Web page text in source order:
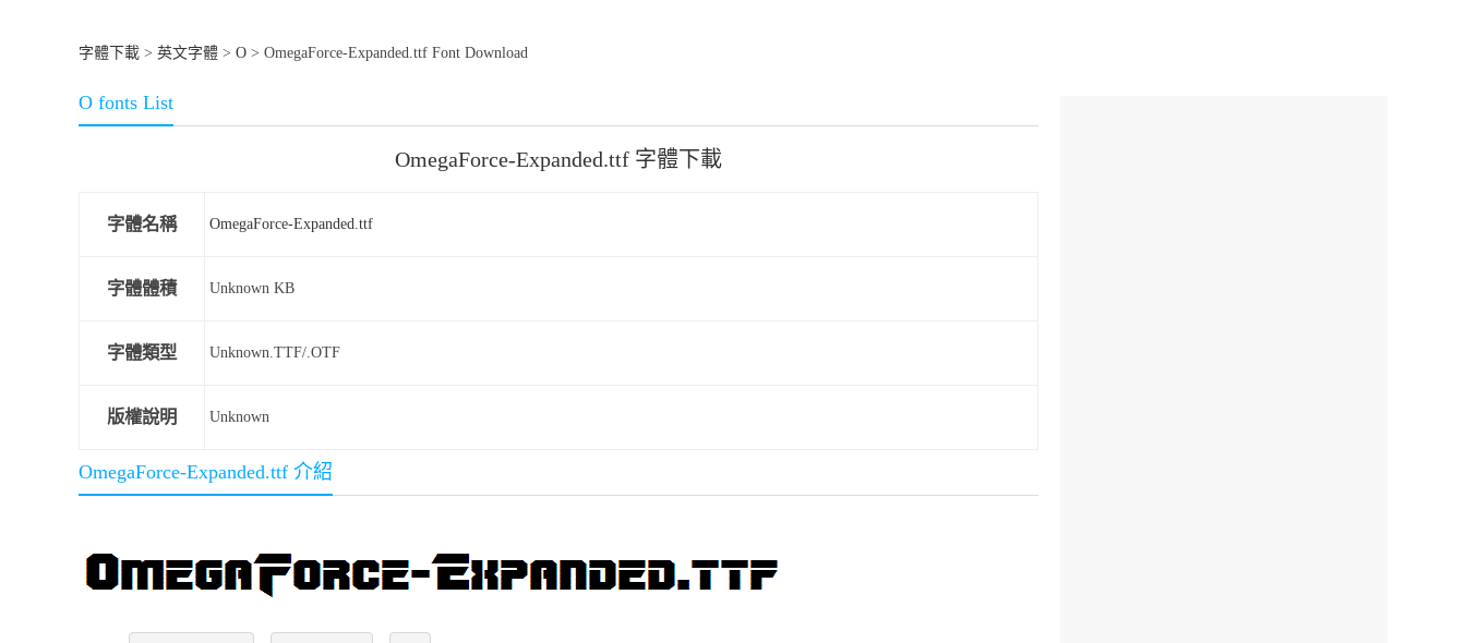
字體下載 > 英文字體 > O > OmegaForce-Expanded.ttf Font Download
O fonts List
OmegaForce-Expanded.ttf 字體下載
字體名稱 OmegaForce-Expanded.ttf
字體體積 Unknown KB
字體類型 Unknown.TTF/.OTF
版權說明 Unknown
OmegaForce-Expanded.ttf 介紹